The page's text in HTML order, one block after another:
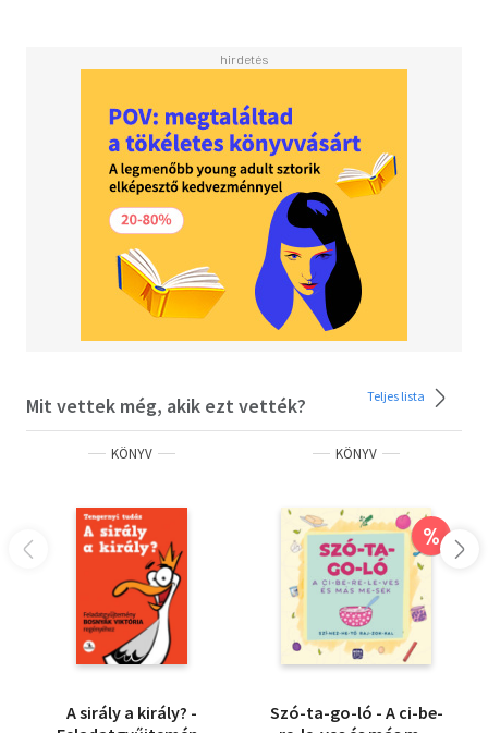
Mit vettek még, akik ezt vették? Teljes lista
KÖNYV
A sirály a király? -
KÖNYV
%
Szó-ta-go-ló - A ci-be-